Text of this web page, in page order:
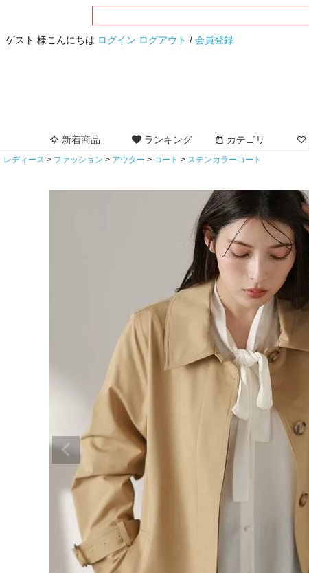
ゲスト 様こんにちは ログイン ログアウト / 会員登録
新着商品 ランキング カテゴリ
レディース ファッション アウター コート ステンカラーコート